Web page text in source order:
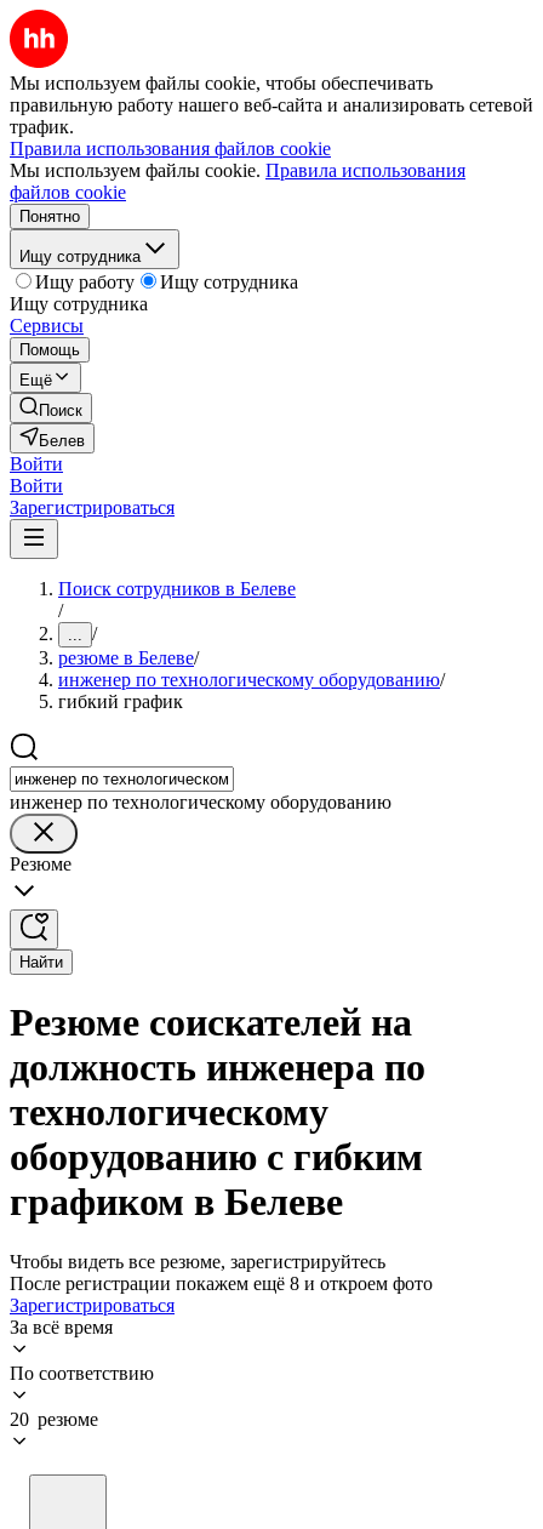
Мы используем файлы cookie, чтобы обеспечивать
правильную работу нашего веб-сайта и анализировать сетевой
трафик.
Правила использования файлов cookie
Мы используем файлы cookie. Правила использования
файлов cookie
Понятно
Ищу сотрудника
Ищу работу
Ищу сотрудника
Ищу сотрудника
Сервисы
Помощь
Ещё
Поиск
Белев
Войти
Войти
Зарегистрироваться
Поиск сотрудников в Белеве
/
... /
резюме в Белеве/
инженер по технологическому оборудованию/
гибкий график
инженер по технологическому оборудованию
Резюме
Найти
Резюме соискателей на
должность инженера по
технологическому
оборудованию с гибким
графиком в Белеве
Чтобы видеть все резюме, зарегистрируйтесь
После регистрации покажем ещё 8 и откроем фото
Зарегистрироваться
За всё время
По соответствию
20 резюме